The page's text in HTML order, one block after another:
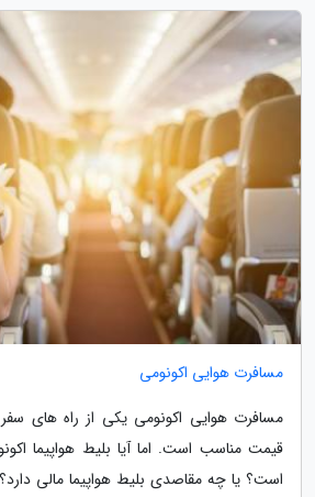
مسافرت هوایی اکونومی
مسافرت هوایی اکونومی یکی از راه های
قیمت مناسب است. اما آیا بلیط هواپیما
است؟ یا چه مقاصدی بلیط هواپیما مالی